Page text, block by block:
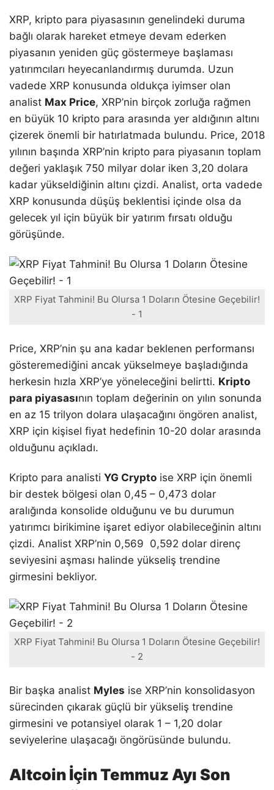
XRP, kripto para piyasasının genelindeki duruma
bağlı olarak hareket etmeye devam ederken
piyasanın yeniden güç göstermeye başlaması
yatırımcıları heyecanlandırmış durumda. Uzun
vadede XRP konusunda oldukça iyimser olan
analist Max Price, XRP’nin birçok zorluğa rağmen
en büyük 10 kripto para arasında yer aldığının altını
çizerek önemli bir hatırlatmada bulundu. Price, 2018
yılının başında XRP’nin kripto para piyasanın toplam
değeri yaklaşık 750 milyar dolar iken 3,20 dolara
kadar yükseldiğinin altını çizdi. Analist, orta vadede
XRP konusunda düşüş beklentisi içinde olsa da
gelecek yıl için büyük bir yatırım fırsatı olduğu
görüşünde.
XRP Fiyat Tahmini! Bu Olursa 1 Doların Ötesine Geçebilir!
- 1
Price, XRP’nin şu ana kadar beklenen performansı
gösteremediğini ancak yükselmeye başladığında
herkesin hızla XRP’ye yöneleceğini belirtti. Kripto
para piyasasının toplam değerinin on yılın sonunda
en az 15 trilyon dolara ulaşacağını öngören analist,
XRP için kişisel fiyat hedefinin 10-20 dolar arasında
olduğunu açıkladı.
Kripto para analisti YG Crypto ise XRP için önemli
bir destek bölgesi olan 0,45 – 0,473 dolar
aralığında konsolide olduğunu ve bu durumun
yatırımcı birikimine işaret ediyor olabileceğinin altını
çizdi. Analist XRP’nin 0,569 0,592 dolar direnç
seviyesini aşması halinde yükseliş trendine
girmesini bekliyor.
XRP Fiyat Tahmini! Bu Olursa 1 Doların Ötesine Geçebilir!
- 2
Bir başka analist Myles ise XRP’nin konsolidasyon
sürecinden çıkarak güçlü bir yükseliş trendine
girmesini ve potansiyel olarak 1 – 1,20 dolar
seviyelerine ulaşacağı öngörüsünde bulundu.
Altcoin İçinTemmuz Ayı Son